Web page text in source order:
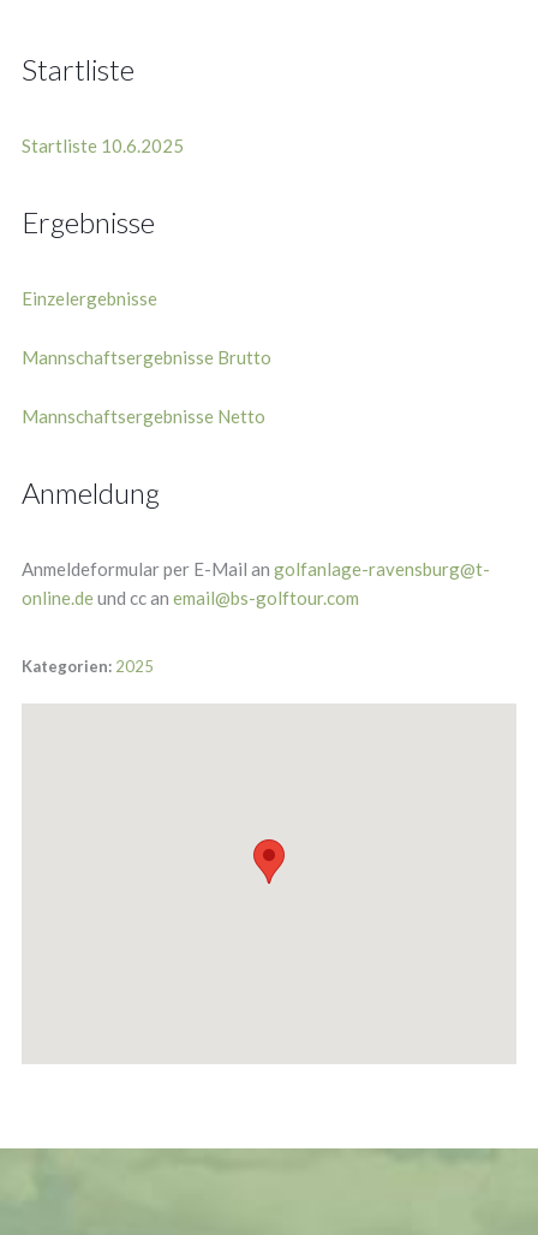
Startliste
Startliste 10.6.2025
Ergebnisse
Einzelergebnisse
Mannschaftsergebnisse Brutto
Mannschaftsergebnisse Netto
Anmeldung
Anmeldeformular per E-Mail an golfanlage-ravensburg@t-
online.deund cc an email@bs-golftour.com
Kategorien: 2025